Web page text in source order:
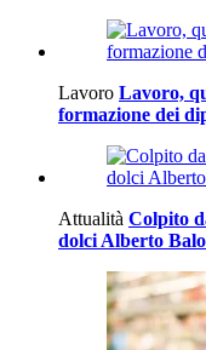
Lavoro Lavoro,
formazione dei
Attualità Colpito
dolci Alberto